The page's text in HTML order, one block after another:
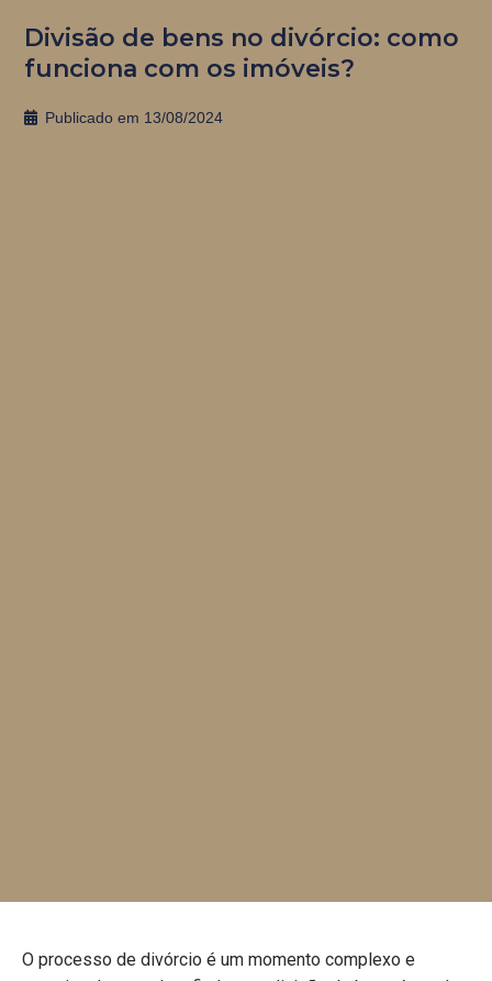
Divisão de bens no divórcio: como
funciona com os imóveis?
Publicado em 13/08/2024
O processo de divórcio é um momento complexo e